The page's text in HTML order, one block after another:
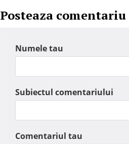
Posteaza comentariu
Numele tau
Subiectul comentariului
Comentariul tau